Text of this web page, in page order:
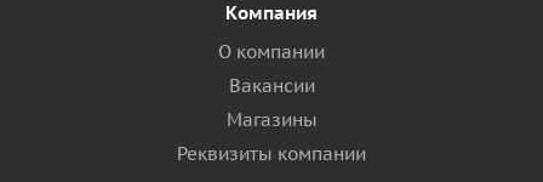
Компания
О компании
Вакансии
Магазины
Реквизиты компании